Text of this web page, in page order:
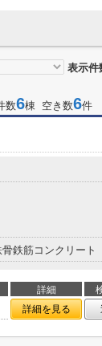
表示件
数6棟 空き数6件
骨鉄筋コンクリート
詳細
詳細を見る